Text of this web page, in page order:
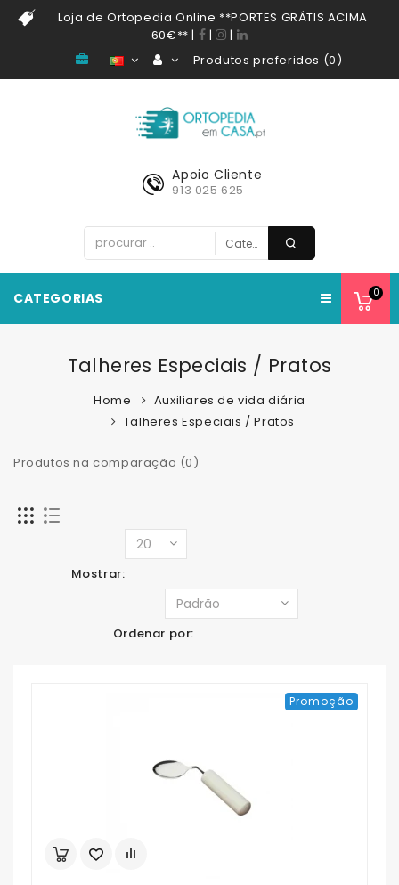
Loja de Ortopedia Online **PORTES GRÁTIS ACIMA
60€**| |
|
Produtos preferidos (0)
0
Apoio Cliente
913 025 625
CATEGORIAS
Talheres Especiais / Pratos
Home
Auxiliares de vida diária
Talheres Especiais / Pratos
Produtos na comparação (0)
Mostrar:
Ordenar por:
Promoção